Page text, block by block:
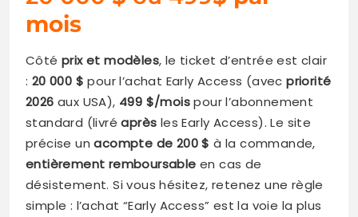
mois
Côté prix et modèles, le ticket d’entrée est clair
: 20 000 $ pour l’achat Early Access (avecpriorité
2026 aux USA), 499 $/moispour l’abonnement
standard (livréaprès les Early Access). Le site
précise unacompte de 200 $ à la commande,
entièrement remboursable en cas de
désistement. Si vous hésitez, retenez une règle
simple : l’achat “Early Access” est la voie la plus